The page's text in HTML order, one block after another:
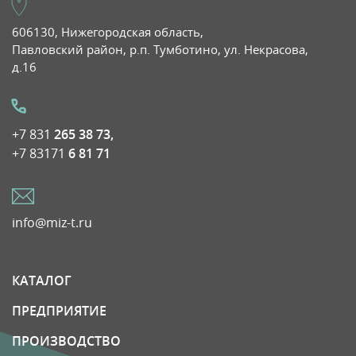
606130, Нижегородская область,
Павловский район, р.п. Тумботино, ул. Некрасова,
д.16
+7 831 265 38 73,
+7 83171 6 81 71
info@miz-t.ru
КАТАЛОГ
ПРЕДПРИЯТИЕ
ПРОИЗВОДСТВО